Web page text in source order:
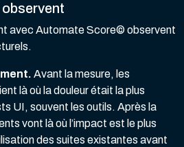
avec Automate Score© observent
Avant la mesure, les
là où la douleur était la plus
UI, souvent les outils. Après la
vont là où l’impact est le plus
des suites existantes avant